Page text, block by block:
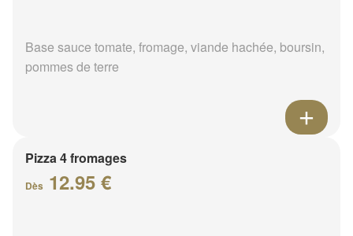
Base sauce tomate, fromage, viande hachée, boursin,
pommes de terre
Pizza 4 fromages
Dès 12.95 €